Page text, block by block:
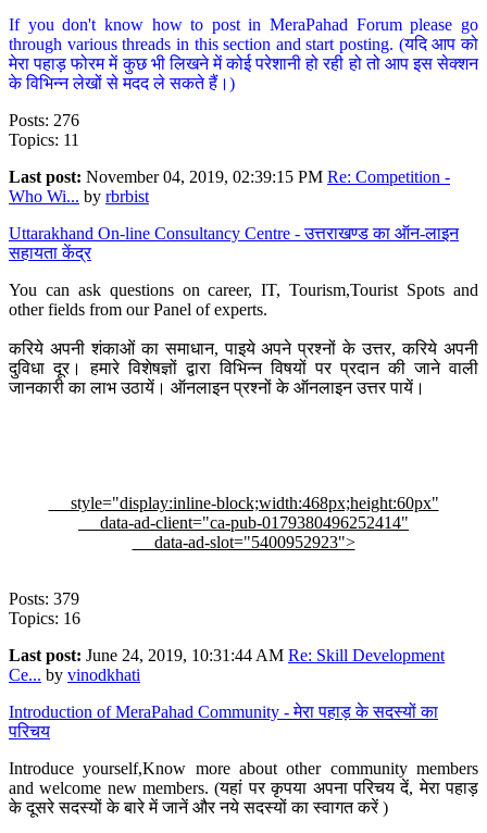
If you don't know how to post in MeraPahad Forum please go
through various threads in this section and start posting. (यदि आप को
मेरा पहाड़ फोरम में कुछ भी लिखने में कोई परेशानी हो रही हो तो आप इस सेक्शन
के विभिन्न लेखों से मदद ले सकते हैं।)
Posts: 276
Topics: 11
Last post: November 04, 2019, 02:39:15 PM Re: Competition -
Who Wi... by rbrbist
Uttarakhand On-line Consultancy Centre - उत्तराखण्ड का ऑन-लाइन
सहायता केंद्र
You can ask questions on career, IT, Tourism,Tourist Spots and
other fields from our Panel of experts.
करिये अपनी शंकाओं का समाधान, पाइये अपने प्रश्नों के उत्तर, करिये अपनी
दुविधा दूर। हमारे विशेषज्ञों द्वारा विभिन्न विषयों पर प्रदान की जाने वाली
जानकारी का लाभ उठायें। ऑनलाइन प्रश्नों के ऑनलाइन उत्तर पायें।
style="display:inline-block;width:468px;height:60px"
data-ad-client="ca-pub-0179380496252414"
data-ad-slot="5400952923">
Posts: 379
Topics: 16
Last post: June 24, 2019, 10:31:44 AM Re: Skill Development
Ce... by vinodkhati
Introduction of MeraPahad Community - मेरा पहाड़ के सदस्यों का
परिचय
Introduce yourself,Know more about other community members
and welcome new members. (यहां पर कृपया अपना परिचय दें, मेरा पहाड़
के दूसरे सदस्यों के बारे में जानें और नये सदस्यों का स्वागत करें )